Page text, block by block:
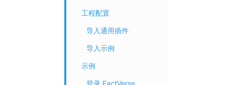
工程配置
导入通用插件
导入示例
示例
登录 FactVerse